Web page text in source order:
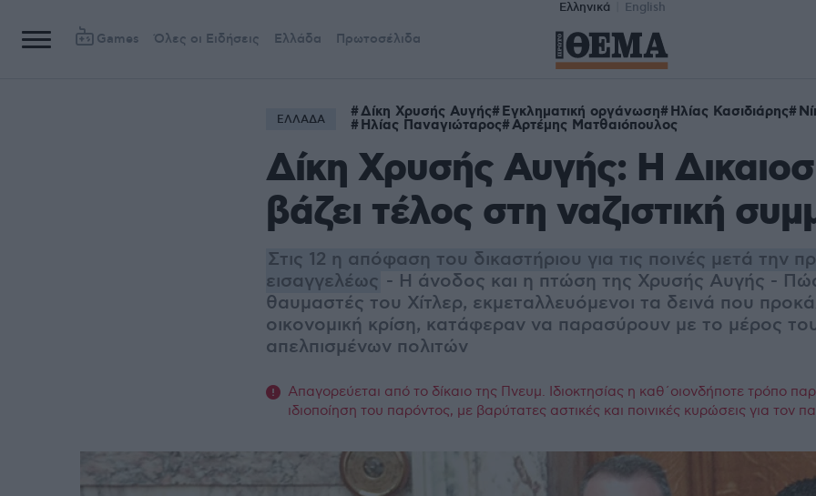
Ελληνικά English
Games Όλες οι Ειδήσεις Ελλάδα Πρωτοσέλιδα
ΕΛΛΑΔΑ Δίκη Χρυσής Αυγής Εγκληματική οργάνωση Ηλίας Κασιδιάρης
Ηλίας Παναγιώταρος Αρτέμης Ματθαιόπουλος
Δίκη Χρυσής Αυγής: Η
βάζει τέλος στη ναζιστική
Στις 12 η απόφαση του δικαστήριου για τις ποινές μετά την
εισαγγελέως - Η άνοδος και η πτώση της Χρυσής Αυγής - Πώς
θαυμαστές του Χίτλερ, εκμεταλλευόμενοι τα δεινά που
οικονομική κρίση, κατάφεραν να παρασύρουν με το μέρος
απελπισμένων πολιτών
Απαγορεύεται από το δίκαιο της Πνευμ. Ιδιοκτησίας η καθ΄οιονδήποτε τρόπο
ιδιοποίηση του παρόντος, με βαρύτατες αστικές και ποινικές κυρώσεις για τον